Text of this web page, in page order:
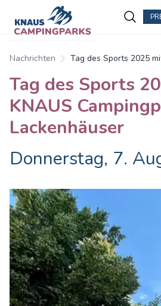
Nachrichten
Tag des Sports 2025
Tag des Sports
KNAUS
Lackenhäuser
Donnerstag, 7.